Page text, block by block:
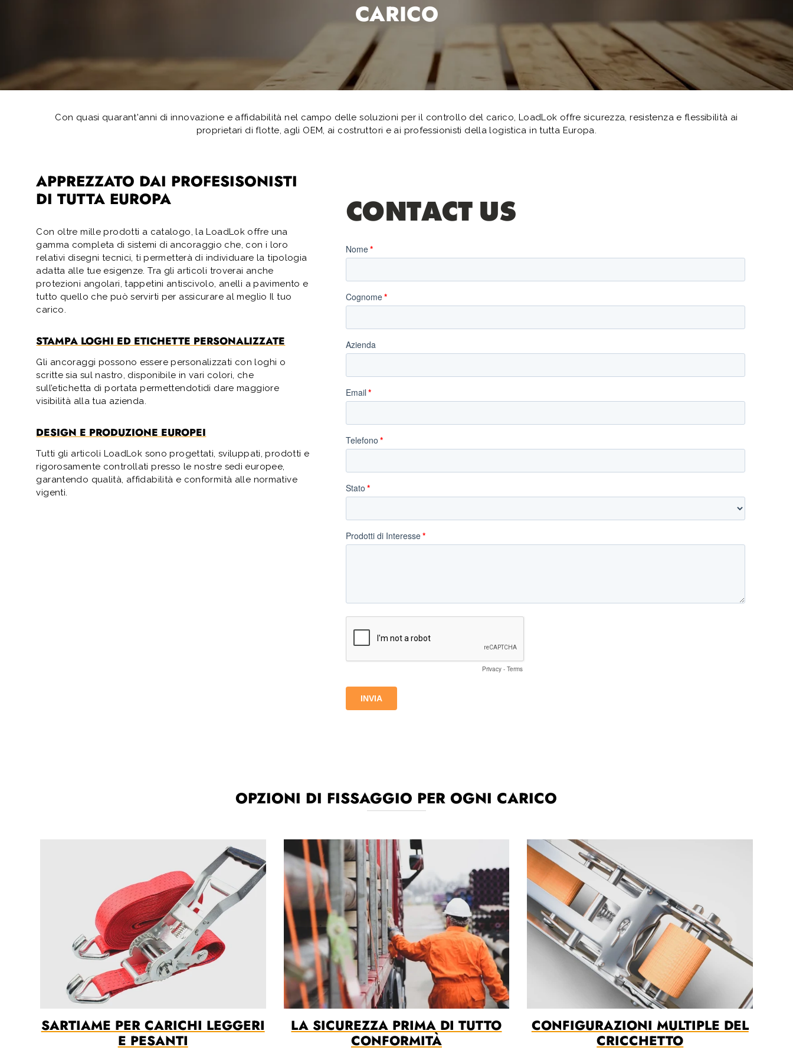
CARICO
Con quasi quarant'anni di innovazione e affidabilità nel campo delle soluzioni per il controllo del carico, LoadLok offre sicurezza, resistenza e flessibilità ai
proprietari di flotte, agli OEM, ai costruttori e ai professionisti della logistica in tutta Europa.
APPREZZATO DAI PROFESISONISTI
DI TUTTA EUROPA
Con oltre mille prodotti a catalogo, la LoadLok offre una
gamma completa di sistemi di ancoraggio che, con i loro
relativi disegni tecnici, ti permetterà di individuare la tipologia
adatta alle tue esigenze. Tra gli articoli troverai anche
protezioni angolari, tappetini antiscivolo, anelli a pavimento e
tutto quello che può servirti per assicurare al meglio Il tuo
carico.
STAMPA LOGHI ED ETICHETTE PERSONALIZZATE
Gli ancoraggi possono essere personalizzati con loghi o
scritte sia sul nastro, disponibile in vari colori, che
sull’etichetta di portata permettendotidi dare maggiore
visibilità alla tua azienda.
DESIGN E PRODUZIONE EUROPEI
Tutti gli articoli LoadLok sono progettati, sviluppati, prodotti e
rigorosamente controllati presso le nostre sedi europee,
garantendo qualità, affidabilità e conformità alle normative
vigenti.
OPZIONI DI FISSAGGIO PER OGNI CARICO
SARTIAME PER CARICHI LEGGERI
E PESANTI
LA SICUREZZA PRIMA DI TUTTO
CONFORMITÀ
CONFIGURAZIONI MULTIPLE DEL
CRICCHETTO